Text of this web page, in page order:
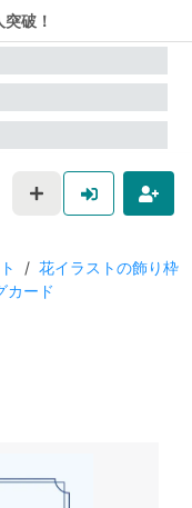
突破！
/ 花イラストの飾り枠
カード